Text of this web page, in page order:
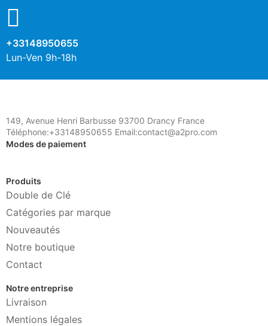
+33148950655
Lun-Ven 9h-18h
149, Avenue Henri Barbusse 93700 Drancy France
Téléphone:+33148950655 Email:contact@a2pro.com
Modes de paiement
Produits
Double de Clé
Catégories par marque
Nouveautés
Notre boutique
Contact
Notre entreprise
Livraison
Mentions légales